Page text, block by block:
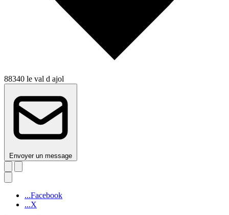
88340 le val d ajol
Envoyer un message
...Facebook
...X